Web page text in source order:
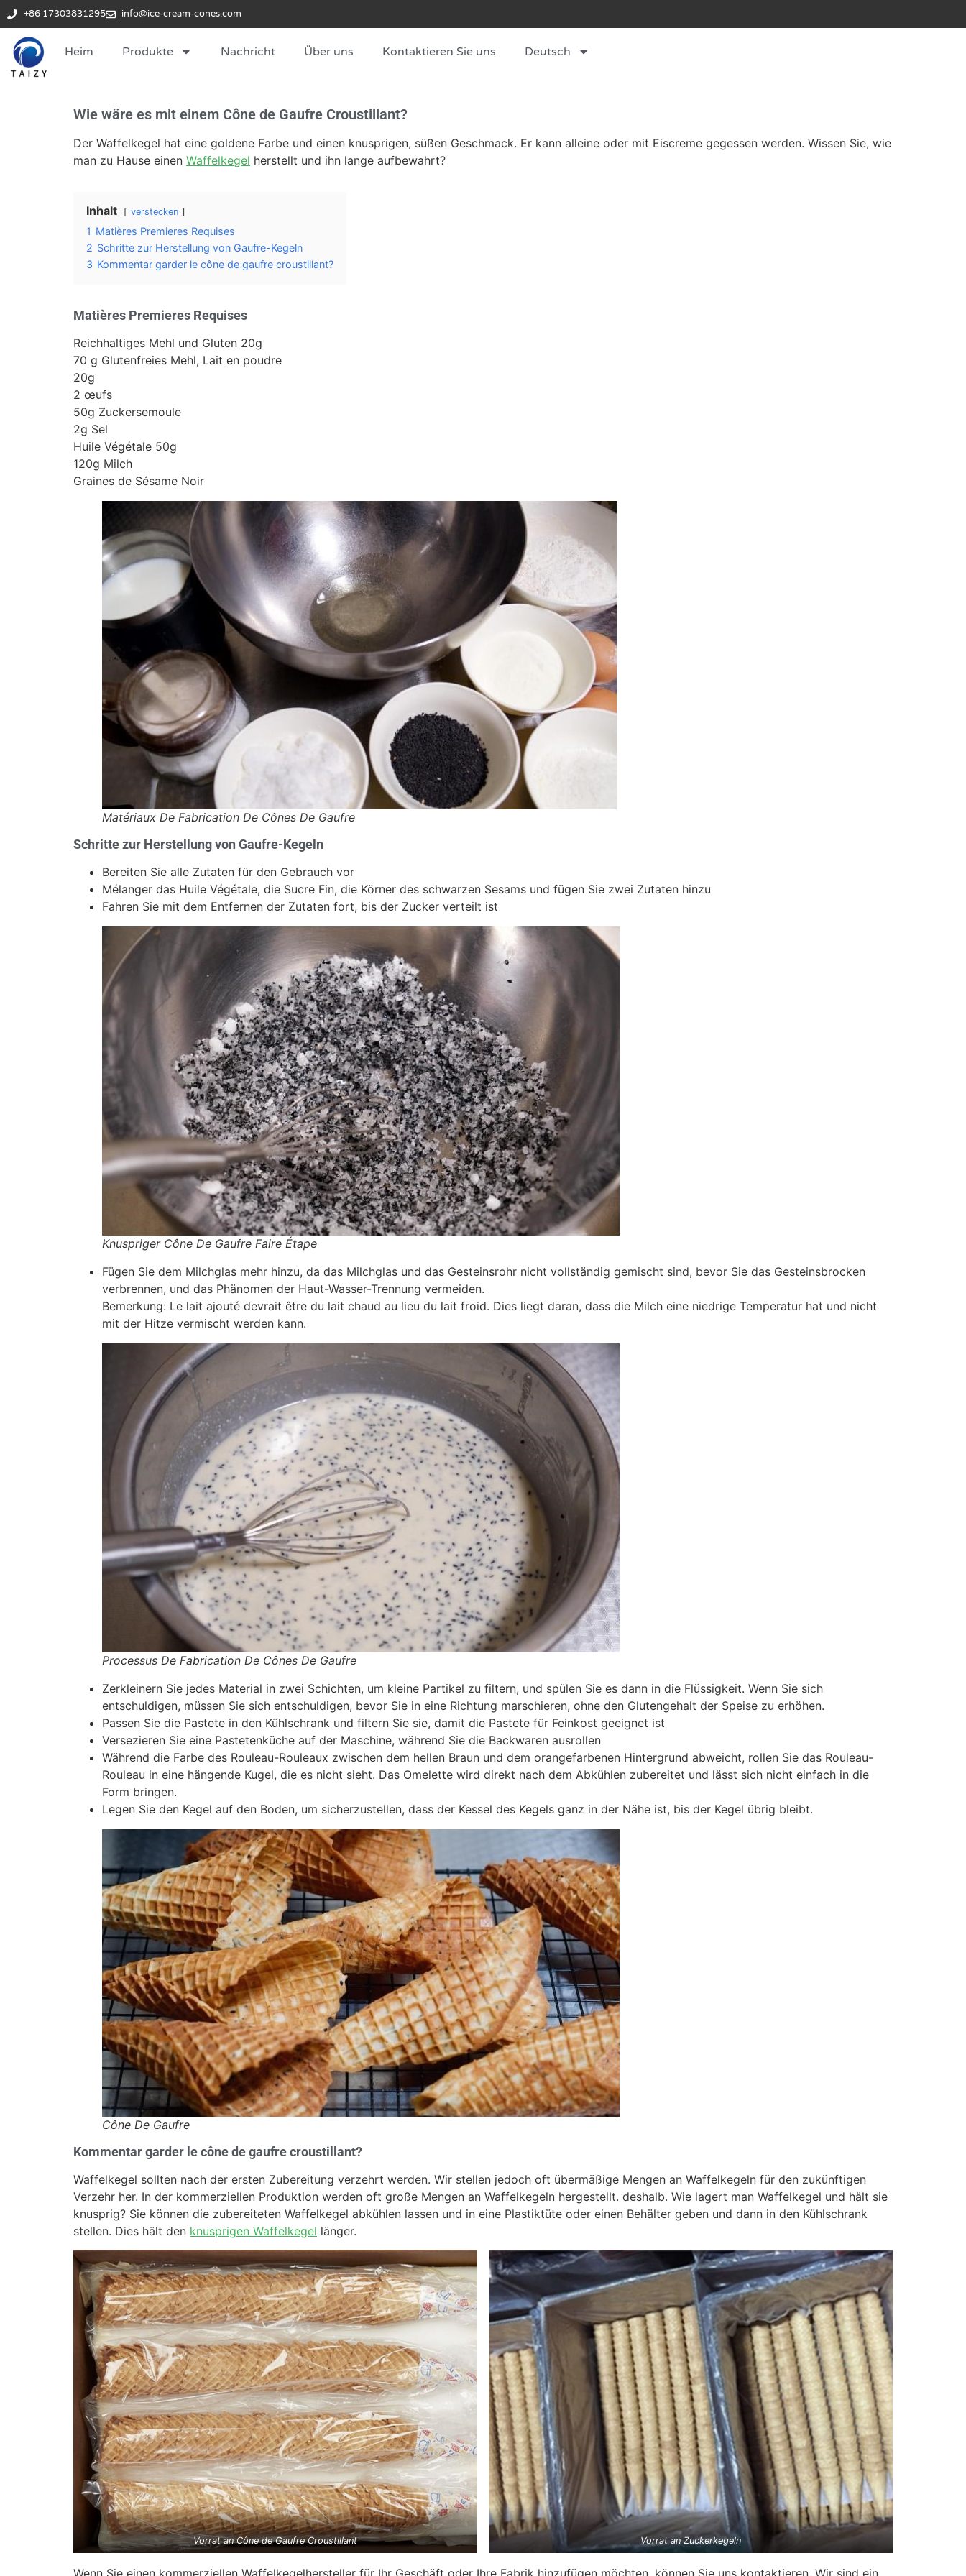
+86 17303831295 info@ice-cream-cones.com
Heim Produkte Nachricht Über uns Kontaktieren Sie uns Deutsch
Wie wäre es mit einem Cône de Gaufre Croustillant?
Der Waffelkegel hat eine goldene Farbe und einen knusprigen, süßen Geschmack. Er kann alleine oder mit Eiscreme gegessen werden. Wissen Sie, wie
man zu Hause einen Waffelkegel herstellt und ihn lange aufbewahrt?
Inhalt verstecken
1 Matières Premieres Requises
2 Schritte zur Herstellung von Gaufre-Kegeln
3 Kommentar garder le cône de gaufre croustillant?
Matières Premieres Requises
Reichhaltiges Mehl und Gluten 20g
70 g Glutenfreies Mehl, Lait en poudre
20g
2 œufs
50g Zuckersemoule
2g Sel
Huile Végétale 50g
120g Milch
Graines de Sésame Noir
Matériaux De Fabrication De Cônes De Gaufre
Schritte zur Herstellung von Gaufre-Kegeln
Bereiten Sie alle Zutaten für den Gebrauch vor
Mélanger das Huile Végétale, die Sucre Fin, die Körner des schwarzen Sesams und fügen Sie zwei Zutaten hinzu
Fahren Sie mit dem Entfernen der Zutaten fort, bis der Zucker verteilt ist
Knuspriger Cône De Gaufre Faire Étape
Fügen Sie dem Milchglas mehr hinzu, da das Milchglas und das Gesteinsrohr nicht vollständig gemischt sind, bevor Sie das Gesteinsbrocken
verbrennen, und das Phänomen der Haut-Wasser-Trennung vermeiden.
Bemerkung: Le lait ajouté devrait être du lait chaud au lieu du lait froid. Dies liegt daran, dass die Milch eine niedrige Temperatur hat und nicht
mit der Hitze vermischt werden kann.
Processus De Fabrication De Cônes De Gaufre
Zerkleinern Sie jedes Material in zwei Schichten, um kleine Partikel zu filtern, und spülen Sie es dann in die Flüssigkeit. Wenn Sie sich
entschuldigen, müssen Sie sich entschuldigen, bevor Sie in eine Richtung marschieren, ohne den Glutengehalt der Speise zu erhöhen.
Passen Sie die Pastete in den Kühlschrank und filtern Sie sie, damit die Pastete für Feinkost geeignet ist
Versezieren Sie eine Pastetenküche auf der Maschine, während Sie die Backwaren ausrollen
Während die Farbe des Rouleau-Rouleaux zwischen dem hellen Braun und dem orangefarbenen Hintergrund abweicht, rollen Sie das Rouleau-
Rouleau in eine hängende Kugel, die es nicht sieht. Das Omelette wird direkt nach dem Abkühlen zubereitet und lässt sich nicht einfach in die
Form bringen.
Legen Sie den Kegel auf den Boden, um sicherzustellen, dass der Kessel des Kegels ganz in der Nähe ist, bis der Kegel übrig bleibt.
Cône De Gaufre
Kommentar garder le cône de gaufre croustillant?
Waffelkegel sollten nach der ersten Zubereitung verzehrt werden. Wir stellen jedoch oft übermäßige Mengen an Waffelkegeln für den zukünftigen
Verzehr her. In der kommerziellen Produktion werden oft große Mengen an Waffelkegeln hergestellt. deshalb. Wie lagert man Waffelkegel und hält sie
knusprig? Sie können die zubereiteten Waffelkegel abkühlen lassen und in eine Plastiktüte oder einen Behälter geben und dann in den Kühlschrank
stellen. Dies hält den knusprigen Waffelkegel länger.
Vorrat an Cône de Gaufre Croustillant Vorrat an Zuckerkegeln
Wenn Sie einen kommerziellen Waffelkegelhersteller für Ihr Geschäft oder Ihre Fabrik hinzufügen möchten, können Sie uns kontaktieren. Wir sind ein